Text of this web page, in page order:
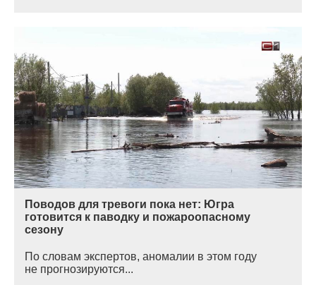
Поводов для тревоги пока нет: Югра
готовится к паводку и пожароопасному
сезону
По словам экспертов, аномалии в этом году
не прогнозируются...